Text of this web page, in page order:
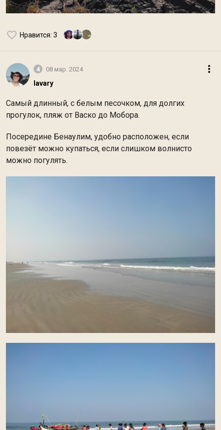
Нравится: 3
4 08 мар. 2024
lavary
Самый длинный, с белым песочком, для долгих
прогулок, пляж от Васко до Мобора.
Посередине Бенаулим, удобно расположен, если
повезёт можно купаться, если слишком волнисто
можно погулять.